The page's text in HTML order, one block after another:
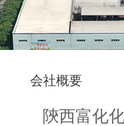
会社概要
陝西富化